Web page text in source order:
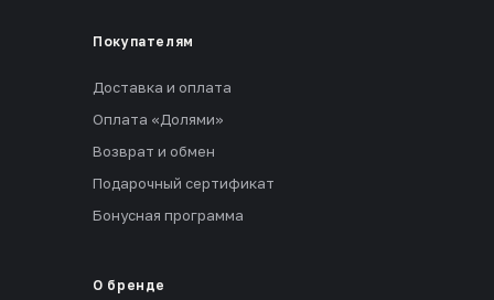
Покупателям
Доставка и оплата
Оплата «Долями»
Возврат и обмен
Подарочный сертификат
Бонусная программа
О бренде